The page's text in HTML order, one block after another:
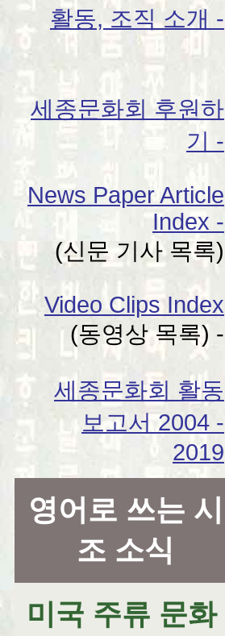
활동, 조직 소개 -
세종문화회 후원하
기 -
News Paper Article
Index -
(신문 기사 목록)
Video Clips Index
(동영상 목록) -
세종문화회 활동
보고서 2004 -
2019
영어로 쓰는 시
조 소식
미국 주류 문화